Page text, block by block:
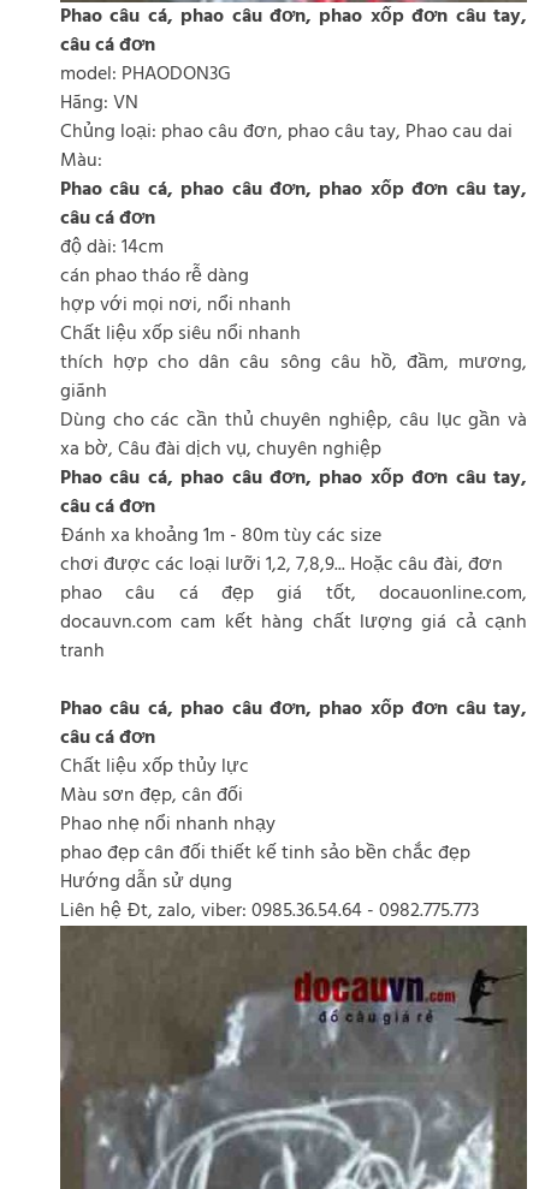
Phao câu cá, phao câu đơn, phao xốp đơn câu tay,
câu cá đơn
model: PHAODON3G
Hãng: VN
Chủng loại: phao câu đơn, phao câu tay, Phao cau dai
Màu:
Phao câu cá, phao câu đơn, phao xốp đơn câu tay,
câu cá đơn
độ dài: 14cm
cán phao tháo rễ dàng
hợp với mọi nơi, nổi nhanh
Chất liệu xốp siêu nổi nhanh
thích hợp cho dân câu sông câu hồ, đầm, mương,
giãnh
Dùng cho các cần thủ chuyên nghiệp, câu lục gần và
xa bờ, Câu đài dịch vụ, chuyên nghiệp
Phao câu cá, phao câu đơn, phao xốp đơn câu tay,
câu cá đơn
Đánh xa khoảng 1m - 80m tùy các size
chơi được các loại lưỡi 1,2, 7,8,9... Hoặc câu đài, đơn
phao câu cá đẹp giá tốt, docauonline.com,
docauvn.com cam kết hàng chất lượng giá cả cạnh
tranh
Phao câu cá, phao câu đơn, phao xốp đơn câu tay,
câu cá đơn
Chất liệu xốp thủy lực
Màu sơn đẹp, cân đối
Phao nhẹ nổi nhanh nhạy
phao đẹp cân đối thiết kế tinh sảo bền chắc đẹp
Hướng dẫn sử dụng
Liên hệ Đt, zalo, viber: 0985.36.54.64 - 0982.775.773